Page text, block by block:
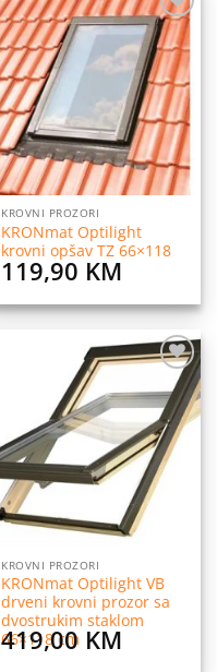
Dodaj
na
listu
želja
KROVNI PROZORI
KRONmat Optilight
krovni opšav TZ 66×118
119,90 KM
Dodaj
na
listu
želja
KROVNI PROZORI
KRONmat Optilight VB
drveni krovni prozor sa
dvostrukim staklom
66×118 cm
419,00 KM